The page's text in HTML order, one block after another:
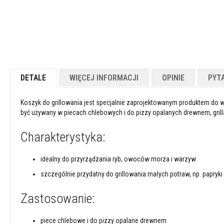
plastyczne
szamotowe
DETALE
Koszyk do grillowania jest specjalnie zaprojektowanym produktem do
być używany w piecach chlebowych i do pizzy opalanych drewnem,
Charakterystyka:
idealny do przyrządzania ryb, owoców morza i warzyw
szczególnie przydatny do grillowania małych potraw, np.
Zastosowanie:
piece chlebowe i do pizzy opalane drewnem
WIĘCEJ INFORMACJI OPINIE